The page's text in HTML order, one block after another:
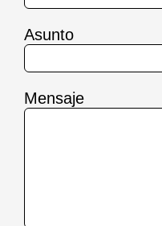
Asunto
Mensaje